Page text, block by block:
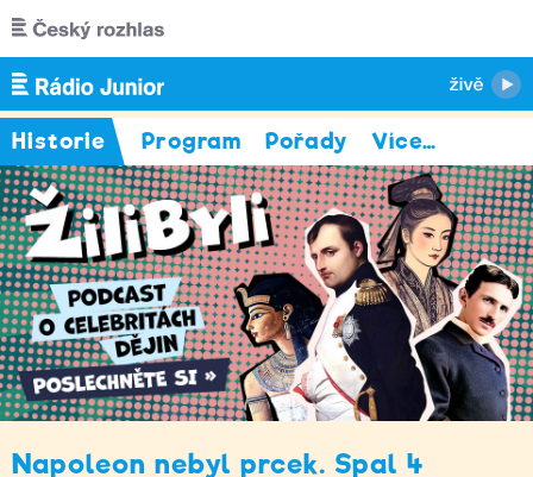
Přejít k hlavnímu obsahu
Historie Program Pořady Více…
Napoleon nebyl prcek. Spal 4